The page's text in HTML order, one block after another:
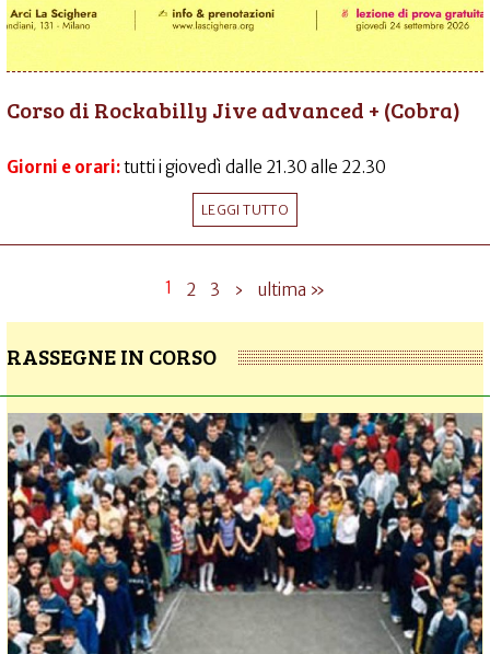
Corso di Rockabilly Jive advanced + (Cobra)
Giorni e orari:tutti i giovedì dalle 21.30 alle 22.30
LEGGI TUTTO
1 2 3 › ultima »
RASSEGNE IN CORSO